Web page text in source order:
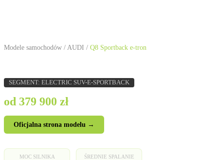
Modele samochodów / AUDI / Q8 Sportback e-tron
SEGMENT: ELECTRIC SUV-E-SPORTBACK
od 379 900 zł
Oficjalna strona modelu →
MOC SILNIKA ŚREDNIE SPALANIE